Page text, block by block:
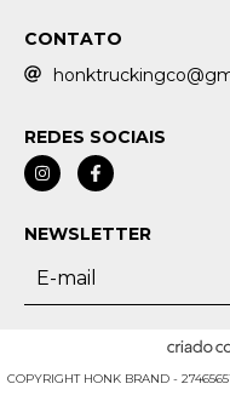
CONTATO
REDES SOCIAIS
NEWSLETTER
COPYRIGHT HONK BRAND -